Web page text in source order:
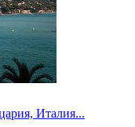
Италия...